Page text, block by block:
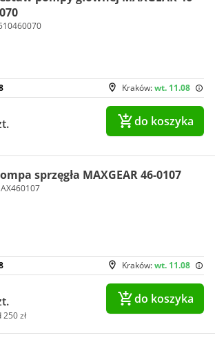
Kraków:wt. 11.08
do koszyka
sprzęgła MAXGEAR 46-0107
Kraków:wt. 11.08
zł
do koszyka